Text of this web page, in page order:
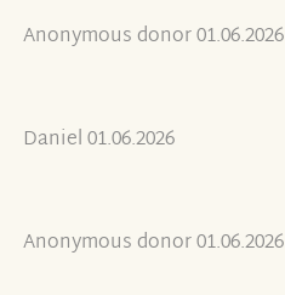
Anonymous donor 01.06.2026
Daniel 01.06.2026
Anonymous donor 01.06.2026